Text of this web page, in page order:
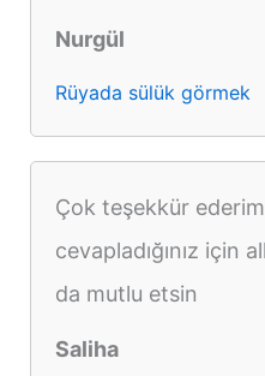
Nurgül
Rüyada sülük görmek
Çok teşekkür
cevapladığınız için
da mutlu etsin
Saliha